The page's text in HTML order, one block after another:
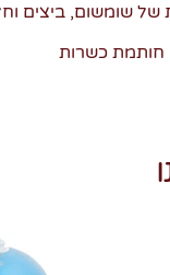
של שומשום, ביצים
חותמת כשרות